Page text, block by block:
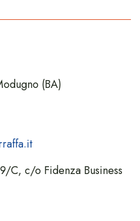
(BA)
C, c/o Fidenza Business